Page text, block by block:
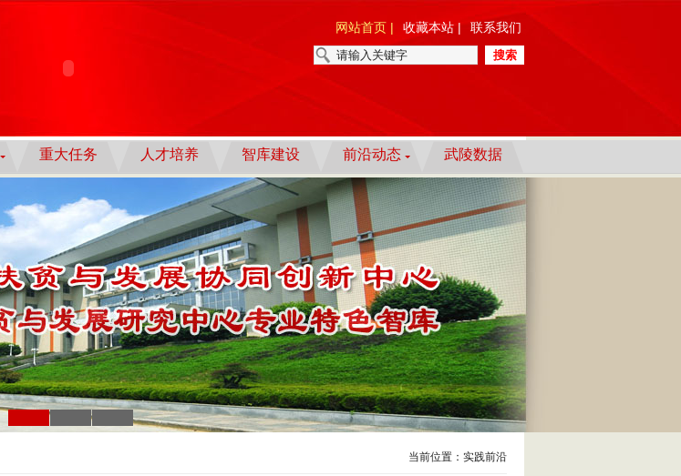
网站首页 | 收藏本站 | 联系我们
重大任务 人才培养 智库建设 前沿动态 武陵数据
当前位置：实践前沿